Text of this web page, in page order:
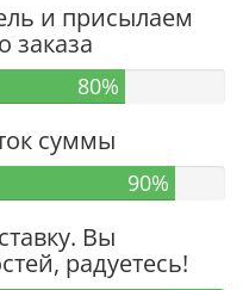
и присылаем
заказа
80%
суммы
90%
Вы
радуетесь!